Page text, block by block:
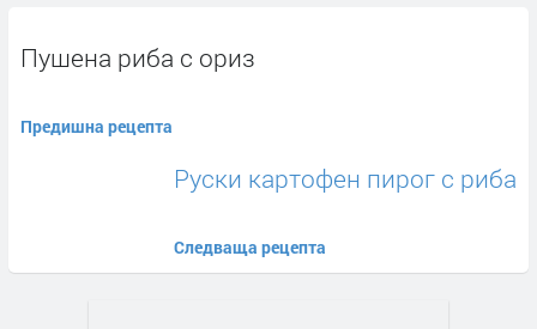
Пушена риба с ориз
Предишна рецепта
Руски картофен пирог с риба
Следваща рецепта